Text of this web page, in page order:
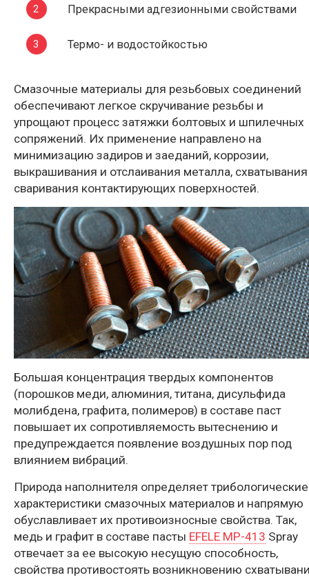
Прекрасными адгезионными свойствами
Термо- и водостойкостью
Смазочные материалы для резьбовых соединений
обеспечивают легкое скручивание резьбы и
упрощают процесс затяжки болтовых и шпилечных
сопряжений. Их применение направлено на
минимизацию задиров и заеданий, коррозии,
выкрашивания и отслаивания металла,
сваривания контактирующих поверхностей.
Большая концентрация твердых компонентов
(порошков меди, алюминия, титана, дисульфида
молибдена, графита, полимеров) в составе паст
повышает их сопротивляемость вытеснению и
предупреждается появление воздушных пор под
влиянием вибраций.
Природа наполнителя определяет трибологические
характеристики смазочных материалов и напрямую
обуславливает их противоизносные свойства. Так,
медь и графит в составе пасты EFELE MP-413 Spray
отвечает за ее высокую несущую способность,
свойства противостоять возникновению